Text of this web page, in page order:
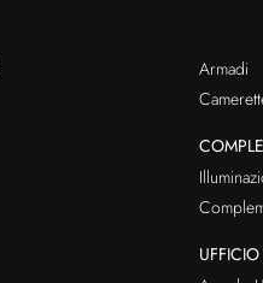
Armadi
UFFICIO